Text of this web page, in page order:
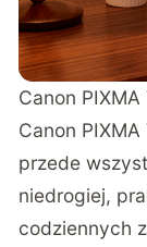
Canon PIXMA
Canon PIXMA
przede
niedrogiej,
codziennych